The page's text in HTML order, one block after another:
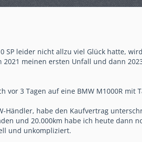
SP leider nicht allzu viel Glück hatte,
meinen ersten Unfall und dann
vor 3 Tagen auf eine BMW M1000R mit
Händler, habe den Kaufvertrag
und 20.000km habe ich heute dann
und unkompliziert.